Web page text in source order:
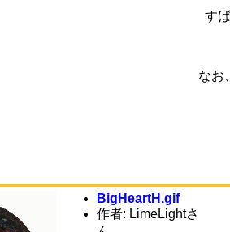
す
なお
BigHeartH.gif
作者: LimeLightさ